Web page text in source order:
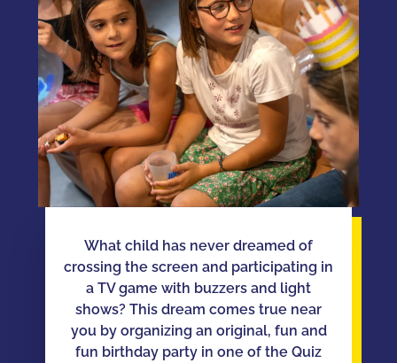
What child has never dreamed of
crossing the screen and participating in
a TV game with buzzers and light
shows? This dream comes true near
you by organizing an original, fun and
fun birthday party in one of the Quiz